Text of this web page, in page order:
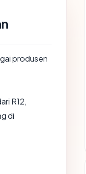
produsen
R12,
di